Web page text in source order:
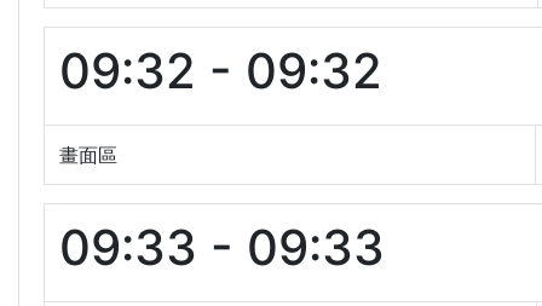
09:32 - 09:32
畫面區
09:33 - 09:33